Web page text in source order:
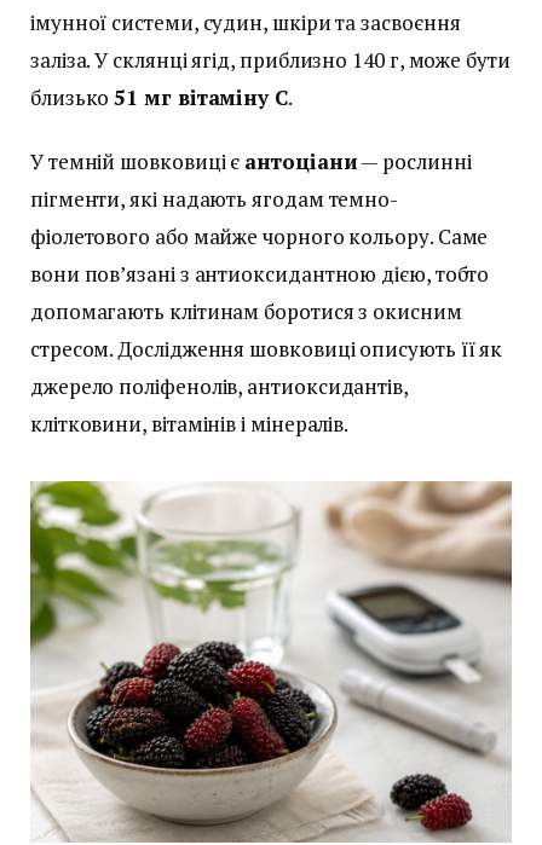
імунної системи, судин, шкіри та засвоєння
заліза. У склянці ягід, приблизно 140 г, може бути
близько51 мг вітаміну С.
У темній шовковиці є антоціани— рослинні
пігменти, які надають ягодам темно-
фіолетового або майже чорного кольору. Саме
вони пов’язані з антиоксидантною дією, тобто
допомагають клітинам боротися з окисним
стресом. Дослідження шовковиці описують її як
джерело поліфенолів, антиоксидантів,
клітковини, вітамінів і мінералів.